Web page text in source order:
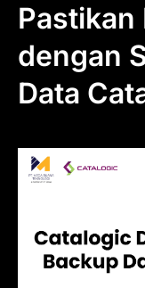
Pastikan
dengan
Data